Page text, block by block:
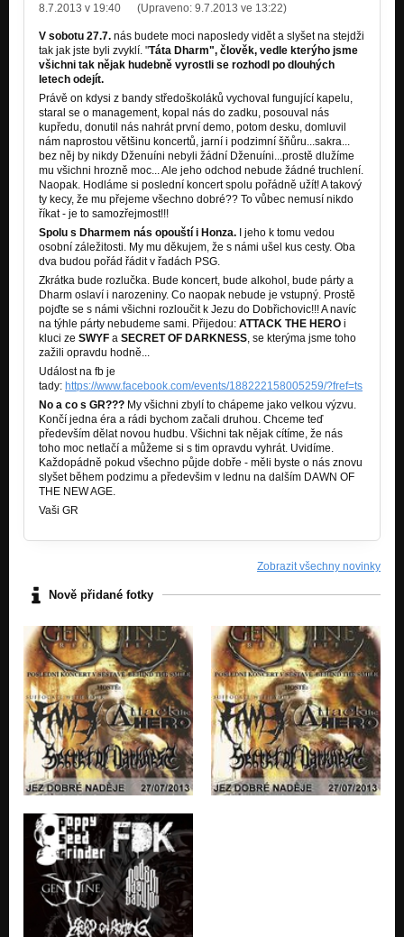
8.7.2013 v 19:40 (Upraveno: 9.7.2013 ve 13:22)
V sobotu 27.7. nás budete moci naposledy vidět a slyšet na stejdži
tak jak jste byli zvyklí. "Táta Dharm", člověk, vedle kterýho jsme
všichni tak nějak hudebně vyrostli se rozhodl po dlouhých
letech odejít.
Právě on kdysi z bandy středoškoláků vychoval fungující kapelu,
staral se o management, kopal nás do zadku, posouval nás
kupředu, donutil nás nahrát první demo, potom desku, domluvil
nám naprostou většinu koncertů, jarní i podzimní šňůru...sakra...
bez něj by nikdy Dženuíni nebyli žádní Dženuíni...prostě dlužíme
mu všichni hrozně moc... Ale jeho odchod nebude žádné truchlení.
Naopak. Hodláme si poslední koncert spolu pořádně užít! A takový
ty kecy, že mu přejeme všechno dobré?? To vůbec nemusí nikdo
říkat - je to samozřejmost!!!
Spolu s Dharmem nás opouští i Honza. I jeho k tomu vedou
osobní záležitosti. My mu děkujem, že s námi ušel kus cesty. Oba
dva budou pořád řádit v řadách PSG.
Zkrátka bude rozlučka. Bude koncert, bude alkohol, bude párty a
Dharm oslaví i narozeniny. Co naopak nebude je vstupný. Prostě
pojďte se s námi všichni rozloučit k Jezu do Dobřichovic!!! A navíc
na týhle párty nebudeme sami. Přijedou: ATTACK THE HERO i
kluci ze SWYF a SECRET OF DARKNESS , se kterýma jsme toho
zažili opravdu hodně...
Událost na fb je
tady: https://www.facebook.com/events/188222158005259/?fref=ts
No a co s GR??? My všichni zbylí to chápeme jako velkou výzvu.
Končí jedna éra a rádi bychom začali druhou. Chceme teď
především dělat novou hudbu. Všichni tak nějak cítíme, že nás
toho moc netlačí a můžeme si s tim opravdu vyhrát. Uvidíme.
Každopádně pokud všechno půjde dobře - měli byste o nás znovu
slyšet během podzimu a předevšim v lednu na dalším DAWN OF
THE NEW AGE.
Vaši GR
Zobrazit všechny novinky
Nově přidané fotky